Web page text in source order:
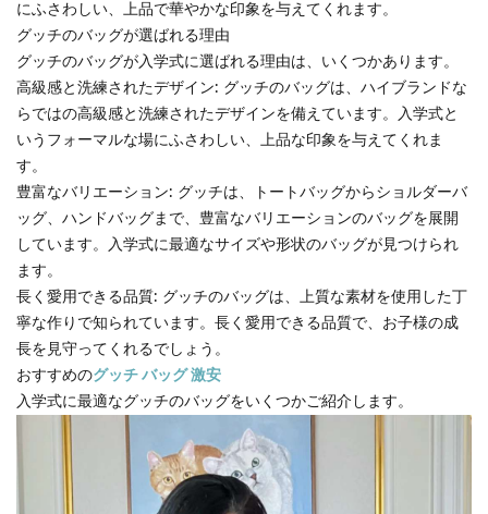
にふさわしい、上品で華やかな印象を与えてくれます。
グッチのバッグが選ばれる理由
グッチのバッグが入学式に選ばれる理由は、いくつかあります。
高級感と洗練されたデザイン: グッチのバッグは、ハイブランドな
らではの高級感と洗練されたデザインを備えています。入学式と
いうフォーマルな場にふさわしい、上品な印象を与えてくれま
す。
豊富なバリエーション: グッチは、トートバッグからショルダーバ
ッグ、ハンドバッグまで、豊富なバリエーションのバッグを展開
しています。入学式に最適なサイズや形状のバッグが見つけられ
ます。
長く愛用できる品質: グッチのバッグは、上質な素材を使用した丁
寧な作りで知られています。長く愛用できる品質で、お子様の成
長を見守ってくれるでしょう。
おすすめのグッチ バッグ 激安
入学式に最適なグッチのバッグをいくつかご紹介します。